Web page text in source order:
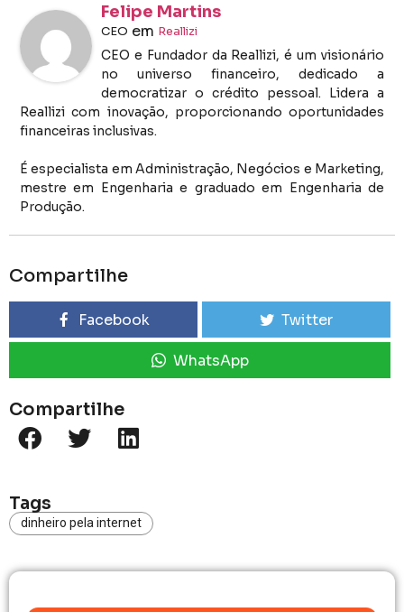
Compartilhe
Tags
dinheiro pela internet
Felipe Martins
CEO em Reallizi
CEO e Fundador da Reallizi, é um visionário
no universo financeiro, dedicado a
democratizar o crédito pessoal. Lidera a
Reallizi com inovação, proporcionando oportunidades
financeiras inclusivas.
É especialista em Administração, Negócios e Marketing,
mestre em Engenharia e graduado em Engenharia de
Produção.
Compartilhe
Facebook Twitter
WhatsApp